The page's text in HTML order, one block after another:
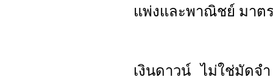
แพ่งและพาณิชย์ มาต
เงินดาวน์ ไม่ใช่มัดจ